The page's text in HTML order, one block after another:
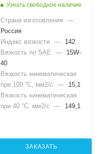
Эффорсе 15W-40, 200л
Узнать свободное наличие
Страна изготовления
—
Россия
Индекс вязкости —
142
Вязкость по SAE
—
15W-
40
Вязкость кинематическая
при 100 °С, мм2/с
—
15,1
Вязкость кинематическая
при 40 °С, мм2/с
— 149,1
ЗАКАЗАТЬ